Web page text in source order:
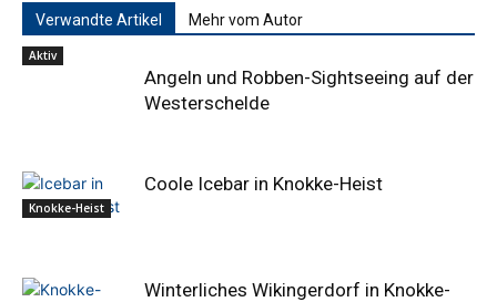
Verwandte Artikel Mehr vom Autor
Aktiv
Angeln und Robben-Sightseeing auf der
Westerschelde
Knokke-Heist
Coole Icebar in Knokke-Heist
Winterliches Wikingerdorf in Knokke-